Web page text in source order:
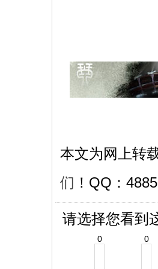
本文为网上转
们 ！QQ：
请选择您看到
0 0